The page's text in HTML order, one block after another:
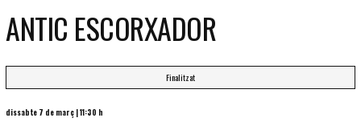
ANTIC ESCORXADOR
Finalitzat
dissabte 7 de març |11:30 h